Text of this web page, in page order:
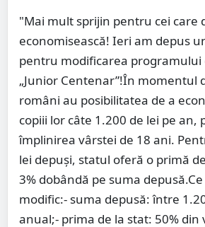
"Mai mult sprijin pentru cei care
economisească! Ieri am depus
pentru modificarea
„Junior Centenar”!În momentul
români au posibilitatea de a
copiii lor câte 1.200 de lei pe an,
împlinirea vârstei de 18 ani.
lei depuși, statul oferă o primă
3% dobândă pe suma
modific:- suma depusă: între
anual;- prima de la stat: 50% din